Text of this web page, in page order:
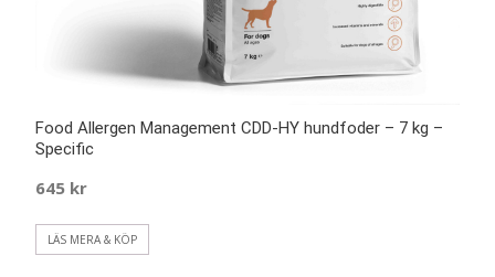
Food Allergen Management CDD-HY hundfoder – 7 kg –
Specific
645 kr
LÄS MERA & KÖP